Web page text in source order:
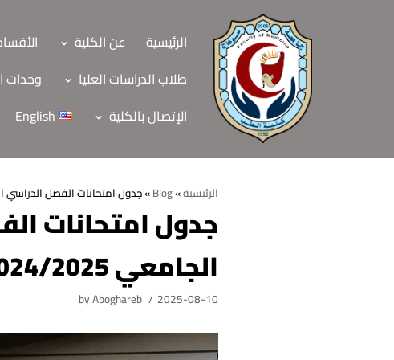
الرئيسية عن الكلية
طلاب الدراسات العليا
وحدات
الإتصال بالكلية
English
الرئيسية
عن الكلية
الرؤية والرسالة
الهيكل التنظيمي
الأقسام العلمية
شئون التعليم والطلاب
هيئة التدريس
الرئيسية»
Blog
»جدول امتحانات الفصل الدراسي
جدول امتحانات
الجامعي 2024/2025
byAboghareb 2025-08-10